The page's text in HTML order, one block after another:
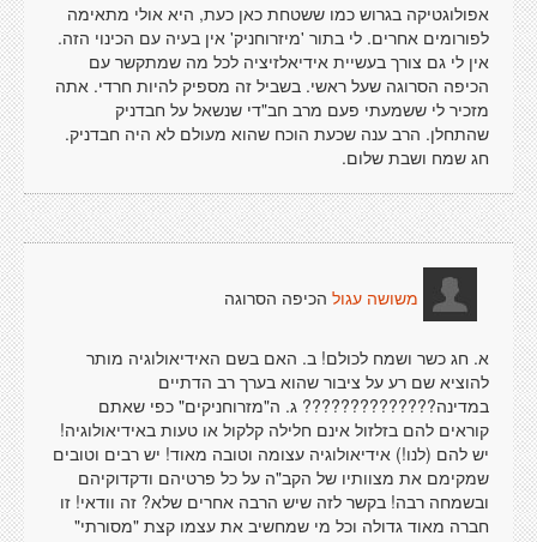
אפולוגטיקה בגרוש כמו ששטחת כאן כעת, היא אולי מתאימה
לפורומים אחרים. לי בתור 'מיזרוחניק' אין בעיה עם הכינוי הזה.
אין לי גם צורך בעשיית אידיאלזיציה לכל מה שמתקשר עם
הכיפה הסרוגה שעל ראשי. בשביל זה מספיק להיות חרדי. אתה
מזכיר לי ששמעתי פעם מרב חב"די שנשאל על חבדניק
שהתחלן. הרב ענה שכעת הוכח שהוא מעולם לא היה חבדניק.
חג שמח ושבת שלום.
משושה עגול הכיפה הסרוגה
א. חג כשר ושמח לכולם! ב. האם בשם האידיאולוגיה מותר
להוציא שם רע על ציבור שהוא בערך רב הדתיים
במדינה?????????????? ג. ה"מזרוחניקים" כפי שאתם
קוראים להם בזלזול אינם חלילה קלקול או טעות באידיאולוגיה!
יש להם (לנו!) אידיאולוגיה עצומה וטובה מאוד! יש רבים וטובים
שמקימם את מצוותיו של הקב"ה על כל פרטיהם ודקדוקיהם
ובשמחה רבה! בקשר לזה שיש הרבה אחרים שלא? זה וודאי! זו
חברה מאוד גדולה וכל מי שמחשיב את עצמו קצת "מסורתי"